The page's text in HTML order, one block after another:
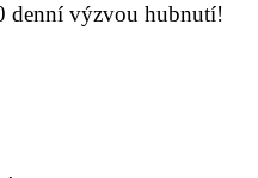
denní výzvou hubnutí!